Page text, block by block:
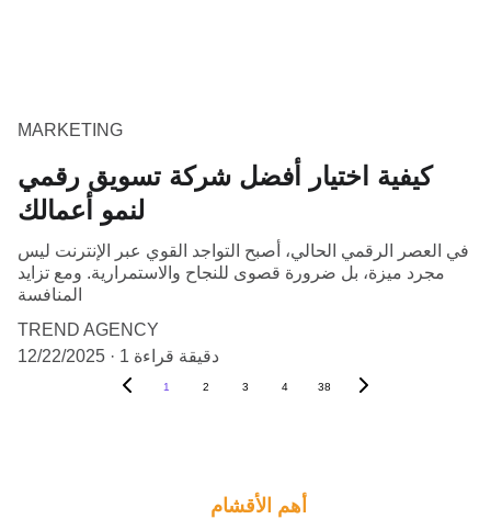
MARKETING
كيفية اختيار أفضل شركة تسويق رقمي
لنمو أعمالك
في العصر الرقمي الحالي، أصبح التواجد القوي عبر الإنترنت ليس
مجرد ميزة، بل ضرورة قصوى للنجاح والاستمرارية. ومع تزايد
المنافسة
TREND AGENCY
12/22/2025
1 دقيقة قراءة
1 2 3 4 38
أهم الأقشام